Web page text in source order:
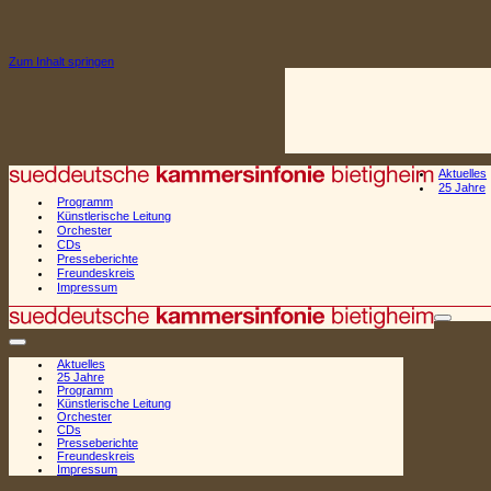
Zum Inhalt springen
Aktuelles
25 Jahre
Programm
Künstlerische Leitung
Orchester
CDs
Presseberichte
Freundeskreis
Impressum
Navigationsmenü
Aktuelles
25 Jahre
Programm
Künstlerische Leitung
Orchester
CDs
Presseberichte
Freundeskreis
Impressum